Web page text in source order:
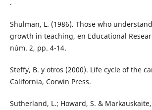
.
Shulman, L. (1986). Those who
growth in teaching, en Educational
núm. 2, pp. 4-14.
Steffy, B. y otros (2000). Life cycle of the
California, Corwin Press.
Sutherland, L.; Howard, S. &